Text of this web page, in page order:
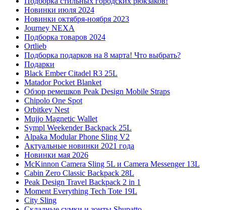
Новинки июля 2024
Новинки октября-ноября 2023
Journey NEXA
Подборка товаров 2024
Ortlieb
Подборка подарков на 8 марта! Что выбрать?
Подарки
Black Ember Citadel R3 25L
Matador Pocket Blanket
Обзор ремешков Peak Design Mobile Straps
Chipolo One Spot
Orbitkey Nest
Mujjo Magnetic Wallet
Sympl Weekender Backpack 25L
Alpaka Modular Phone Sling V2
Актуальные новинки 2021 года
Новинки мая 2026
McKinnon Camera Sling 5L и Camera Messenger 13L
Cabin Zero Classic Backpack 28L
Peak Design Travel Backpack 2 in 1
Moment Everything Tech Tote 19L
City Sling